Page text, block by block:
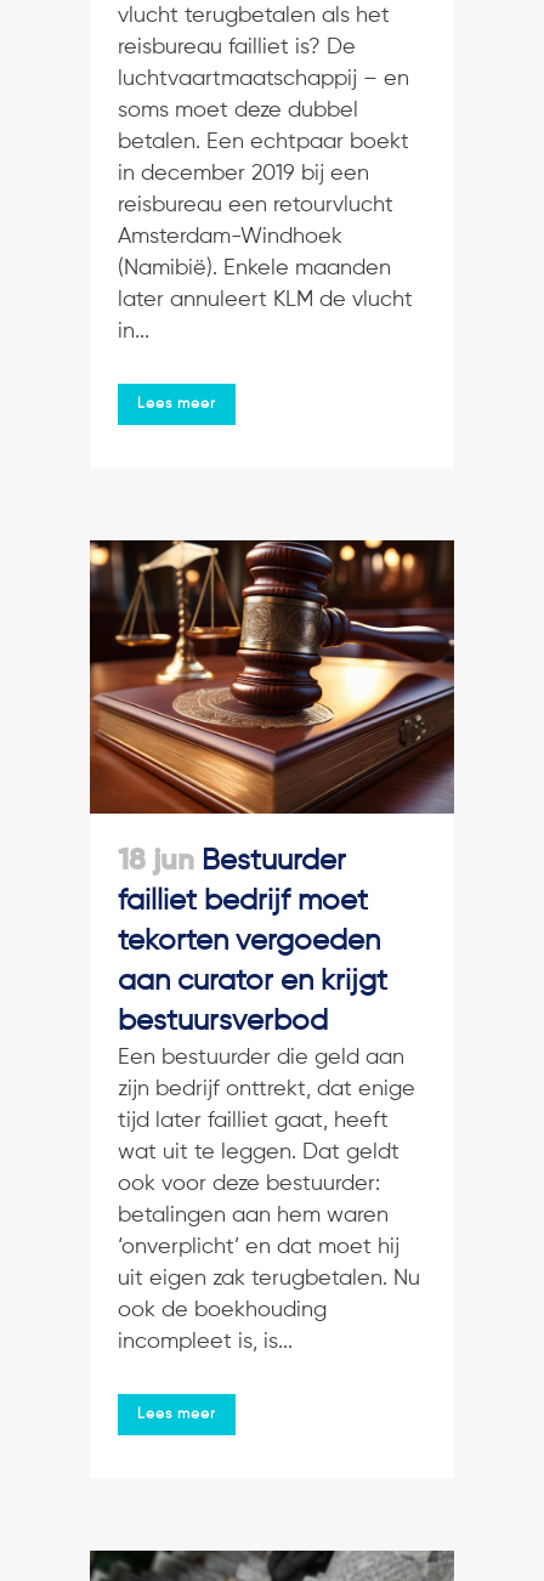
vlucht terugbetalen als het
reisbureau failliet is? De
luchtvaartmaatschappij – en
soms moet deze dubbel
betalen. Een echtpaar boekt
in december 2019 bij een
reisbureau een retourvlucht
Amsterdam-Windhoek
(Namibië). Enkele maanden
later annuleert KLM de vlucht
in...
Lees meer
18 jun Bestuurder
failliet bedrijf moet
tekorten vergoeden
aan curator en krijgt
bestuursverbod
Een bestuurder die geld aan
zijn bedrijf onttrekt, dat enige
tijd later failliet gaat, heeft
wat uit te leggen. Dat geldt
ook voor deze bestuurder:
betalingen aan hem waren
‘onverplicht’ en dat moet hij
uit eigen zak terugbetalen. Nu
ook de boekhouding
incompleet is, is...
Lees meer